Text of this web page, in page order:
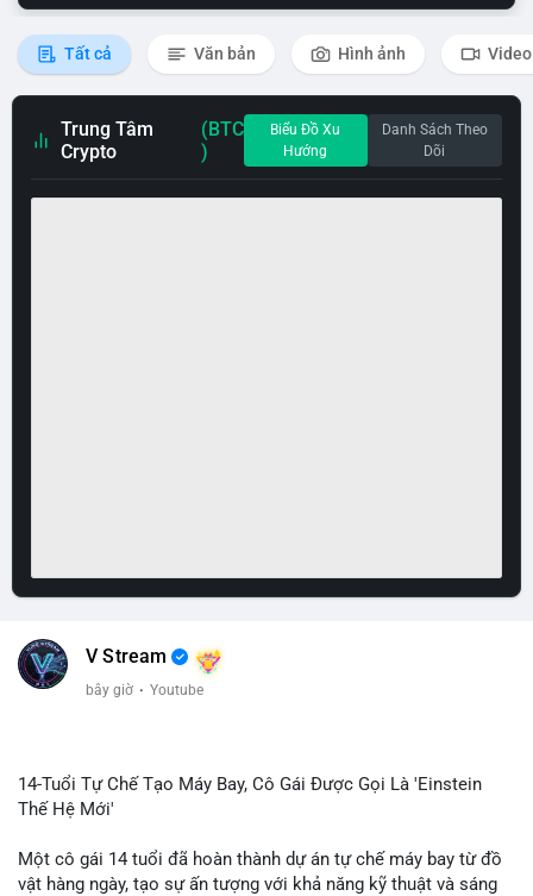
Tất cả Văn bản Hình ảnh Video
Trung Tâm
Crypto
(BTC
)
Biểu Đồ Xu
Hướng
Danh Sách Theo
Dõi
V Stream
bây giờ · Youtube
14-Tuổi Tự Chế Tạo Máy Bay, Cô Gái Được Gọi Là 'Einstein
Thế Hệ Mới'
Một cô gái 14 tuổi đã hoàn thành dự án tự chế máy bay từ đồ
vật hàng ngày, tạo sự ấn tượng với khả năng kỹ thuật và sáng